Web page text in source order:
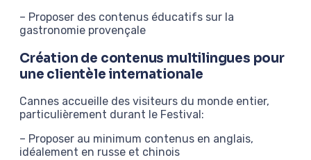
– Proposer des contenus éducatifs sur la
gastronomie provençale
Création de contenus multilingues pour
une clientèle internationale
Cannes accueille des visiteurs du monde entier,
particulièrement durant le Festival:
– Proposer au minimum contenus en anglais,
idéalement en russe et chinois